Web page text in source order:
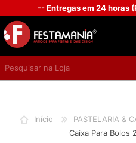
-- Entregas em 24 horas
Início PASTELARIA &
Caixa Para Bolos